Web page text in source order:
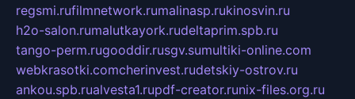
regsmi.rufilmnetwork.rumalinasp.rukinosvin.ru
h2o-salon.rumalutkayork.rudeltaprim.spb.ru
tango-perm.rugooddir.rusgv.sumultiki-online.com
webkrasotki.comcherinvest.rudetskiy-ostrov.ru
ankou.spb.rualvesta1.rupdf-creator.runix-files.org.ru